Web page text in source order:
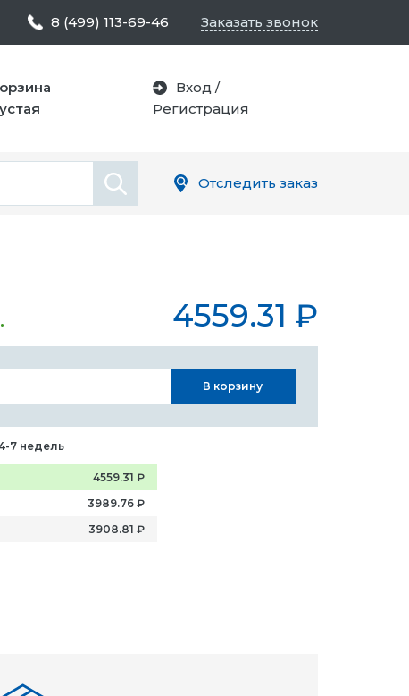
4559.31 ₽
В корзину
7 недель
4559.31 ₽
3989.76₽
3908.81 ₽
8 (499) 113-69-46 Заказать звонок
Вход /
Регистрация
Отследить заказ